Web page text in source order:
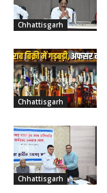
Chhattisgarh
Chhattisgarh
Chhattisgarh